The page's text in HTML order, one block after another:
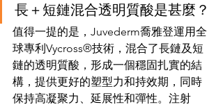
長＋短鏈混合透明質酸是甚麼？
值得一提的是，Juvederm喬雅登運用全
球專利Vycross®技術，混合了長鏈及短
鏈的透明質酸，形成一個穩固扎實的結
構，提供更好的塑型力和持效期，同時
保持高凝聚力、延展性和彈性。注射